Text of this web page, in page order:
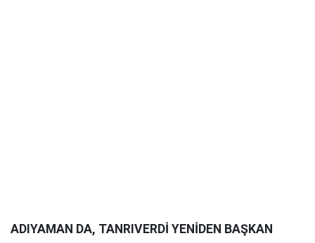
ADIYAMAN DA, TANRIVERDİ YENİDEN BAŞKAN